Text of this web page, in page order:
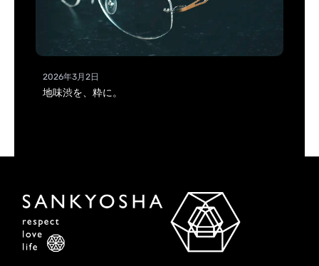
2026年3月2日
地味渋を、粋に。